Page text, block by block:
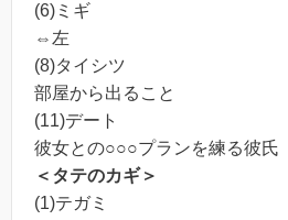
(6)ミギ
⇔左
(8)タイシツ
部屋から出ること
(11)デート
彼女との○○○プランを練る彼氏
＜タテのカギ＞
(1)テガミ